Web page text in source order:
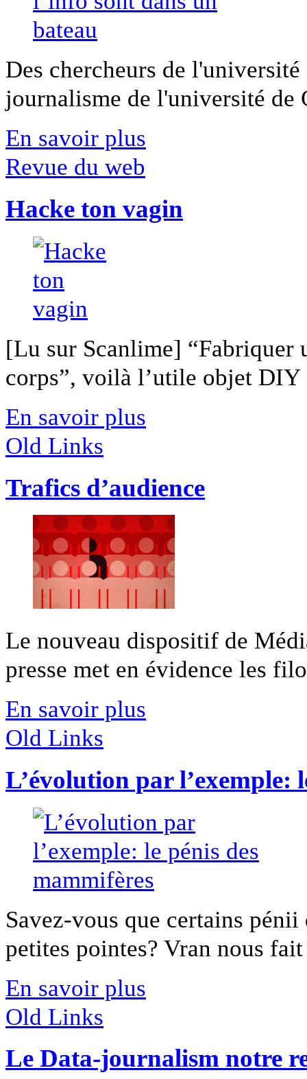
Des chercheurs de
journalisme de l'université
En savoir plus
Revue du web
Hacke ton vagin
[Lu sur Scanlime] “Fabriquer
corps”, voilà l’utile objet
En savoir plus
Old Links
Trafics d’audience
Le nouveau dispositif de
presse met en évidence les
En savoir plus
Old Links
L’évolution par l’exemple:
Savez-vous que certains
petites pointes? Vran nous
En savoir plus
Old Links
Le Data-journalism notre